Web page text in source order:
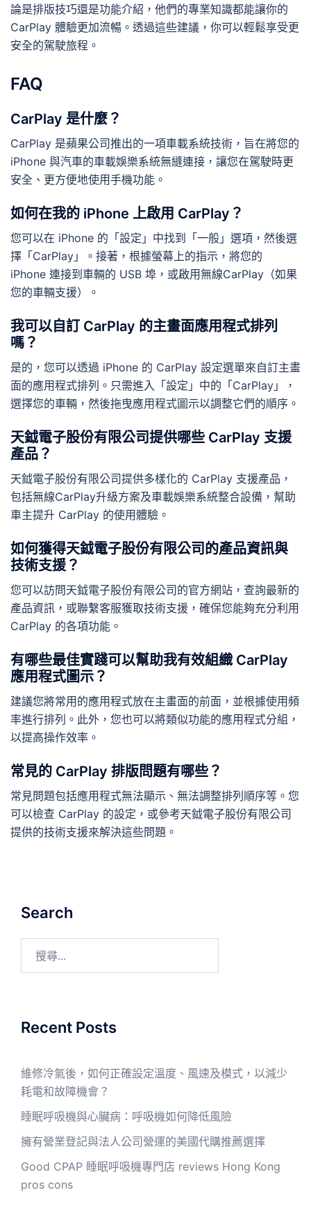
論是排版技巧還是功能介紹，他們的專業知識都能讓你的
CarPlay 體驗更加流暢。透過這些建議，你可以輕鬆享受更
安全的駕駛旅程。
FAQ
CarPlay 是什麼？
CarPlay 是蘋果公司推出的一項車載系統技術，旨在將您的
iPhone 與汽車的車載娛樂系統無縫連接，讓您在駕駛時更
安全、更方便地使用手機功能。
如何在我的 iPhone 上啟用 CarPlay？
您可以在 iPhone 的「設定」中找到「一般」選項，然後選
擇「CarPlay」。接著，根據螢幕上的指示，將您的
iPhone 連接到車輛的 USB 埠，或啟用無線CarPlay（如果
您的車輛支援）。
我可以自訂 CarPlay 的主畫面應用程式排列
嗎？
是的，您可以透過 iPhone 的 CarPlay 設定選單來自訂主畫
面的應用程式排列。只需進入「設定」中的「CarPlay」，
選擇您的車輛，然後拖曳應用程式圖示以調整它們的順序。
天鉞電子股份有限公司提供哪些 CarPlay 支援
產品？
天鉞電子股份有限公司提供多樣化的 CarPlay 支援產品，
包括無線CarPlay升級方案及車載娛樂系統整合設備，幫助
車主提升 CarPlay 的使用體驗。
如何獲得天鉞電子股份有限公司的產品資訊與
技術支援？
您可以訪問天鉞電子股份有限公司的官方網站，查詢最新的
產品資訊，或聯繫客服獲取技術支援，確保您能夠充分利用
CarPlay 的各項功能。
有哪些最佳實踐可以幫助我有效組織 CarPlay
應用程式圖示？
建議您將常用的應用程式放在主畫面的前面，並根據使用頻
率進行排列。此外，您也可以將類似功能的應用程式分組，
以提高操作效率。
常見的 CarPlay 排版問題有哪些？
常見問題包括應用程式無法顯示、無法調整排列順序等。您
可以檢查 CarPlay 的設定，或參考天鉞電子股份有限公司
提供的技術支援來解決這些問題。
Search
Recent Posts
維修冷氣後，如何正確設定溫度、風速及模式，以減少
耗電和故障機會？
睡眠呼吸機與心臟病：呼吸機如何降低風險
擁有營業登記與法人公司營運的美國代購推薦選擇
Good CPAP 睡眠呼吸機專門店 reviews Hong Kong
pros cons